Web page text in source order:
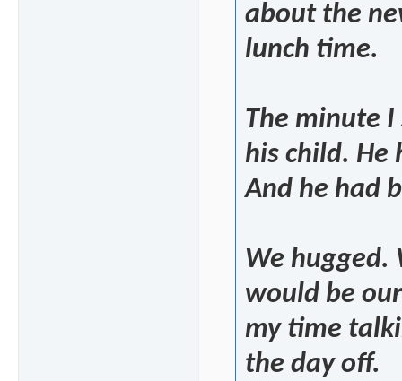
about the
lunch time.
The minute
his child. He
And he had
We hugged.
would be
my time
the day off.